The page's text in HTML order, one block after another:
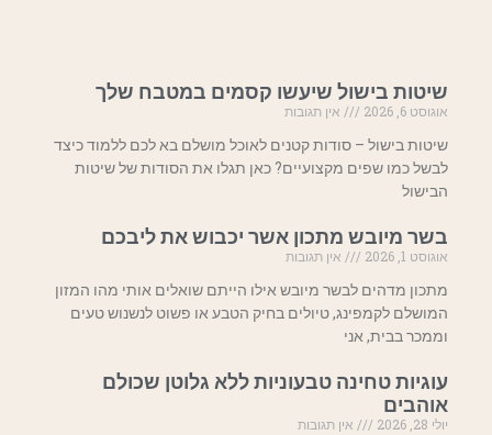
שיטות בישול שיעשו קסמים במטבח שלך
אוגוסט 6, 2026
אין תגובות
שיטות בישול – סודות קטנים לאוכל מושלם בא לכם ללמוד כיצד
לבשל כמו שפים מקצועיים? כאן תגלו את הסודות של שיטות
הבישול
בשר מיובש מתכון אשר יכבוש את ליבכם
אוגוסט 1, 2026
אין תגובות
מתכון מדהים לבשר מיובש אילו הייתם שואלים אותי מהו המזון
המושלם לקמפינג, טיולים בחיק הטבע או פשוט לנשנוש טעים
וממכר בבית, אני
עוגיות טחינה טבעוניות ללא גלוטן שכולם
אוהבים
יולי 28, 2026
אין תגובות